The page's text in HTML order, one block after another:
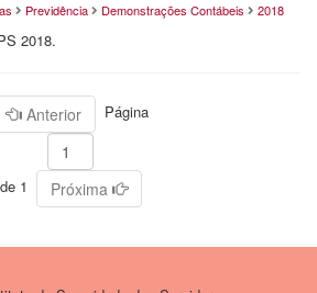
Previdência Demonstrações Contábeis 2018
2018.
Anterior Página
de 1 Próxima